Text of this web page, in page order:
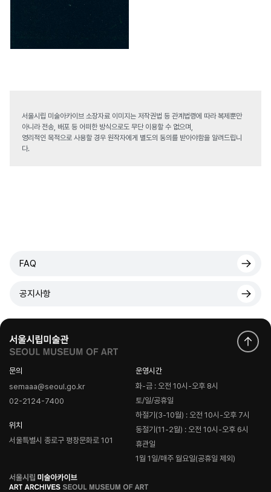
서울시립 미술아카이브 소장자료 이미지는 저작권법 등 관계법령에 따라 복제뿐만
아니라 전송, 배포 등 어떠한 방식으로도 무단 이용할 수 없으며,
영리적인 목적으로 사용할 경우 원작자에게 별도의 동의를 받아야함을 알려드립니
다.
FAQ
공지사항
문의
semaaa@seoul.go.kr
02-2124-7400
위치
서울특별시 종로구 평창문화로 101
운영시간
화-금 : 오전 10시-오후 8시
토/일/공휴일
하절기(3-10월) : 오전 10시-오후 7시
동절기(11-2월) : 오전 10시-오후 6시
휴관일
1월 1일/매주 월요일(공휴일 제외)
로
고